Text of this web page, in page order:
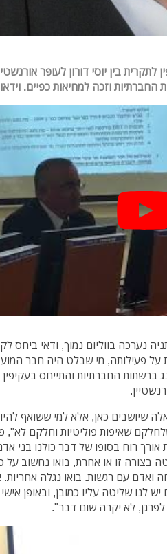
בין יוסי דורון לעופר
וזכה למחיאות כפיים. וידאו
נערכה בווליום נמוך, ודאי ביחס
על פעילותה, מי שבלט היה חבר
ברשתות החברתיות והתייחס בעקיפין
שיושבים כאן, אלא למי ששואף
שאיפות פוליטיות וחלקם לא",
רוח בסופו של דבר כולנו בני
בצורה זו או אחרת, בואו נחשוב על
ואדם עם רגשות. בואו נגלה
לנו שליטה עליו כמובן, ובאופן
לפרגן, לא יקרה שום דבר".